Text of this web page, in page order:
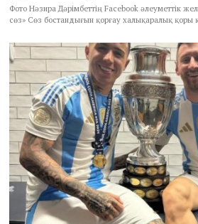
Фото Нәзира Дәрімбеттің Facebook әлеуметтік
сөз» Сөз бостандығын қорғау халықаралық қоры